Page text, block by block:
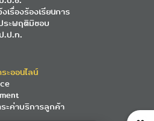
เรื่องร้องเรียนการ
ระพฤติมิชอบ
.ป.ท.
ะออนไลน์
ะค่าบริการลูกค้า